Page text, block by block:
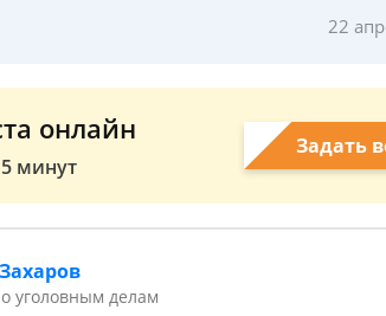
22
онлайн
минут
Задать
уголовным делам